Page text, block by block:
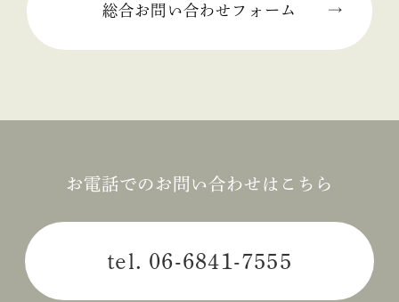
総合お問い合わせフォーム
お電話でのお問い合わせはこちら
tel. 06-6841-7555